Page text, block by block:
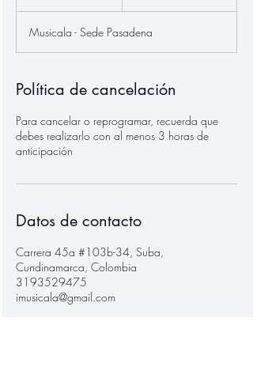
a
l
a
o
Musicala - Sede Pasadena
Política de cancelación
Para cancelar o reprogramar, recuerda que
debes realizarlo con al menos 3 horas de
anticipación
Datos de contacto
Carrera 45a #103b-34, Suba,
Cundinamarca, Colombia
3193529475
imusicala@gmail.com